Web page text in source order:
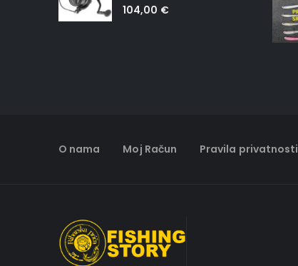
0out of 5
104,00 €
O nama Moj Račun Pravila privatnosti